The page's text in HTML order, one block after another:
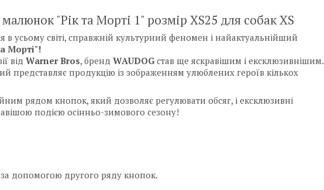
"Рік та Морті 1" розмір XS25 для собак XS
в усьому світі, справжній культурний феномен і найактуальнійший
Морті"!
від Warner Bros, бренд WAUDOG став ще яскравішим і ексклюзивнішим.
представляє продукцію із зображенням улюблених героїв кількох
рядом кнопок, який дозволяє регулювати обсяг, і ексклюзивні
подією осінньо-зимового сезону!
допомогою другого ряду кнопок.